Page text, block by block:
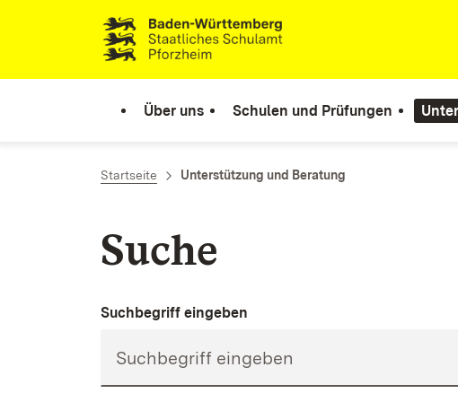
Zum Inhalt springen
Link zur Startseite
Über uns Schulen und Prüfungen
Startseite Unterstützung und Beratung
Suche
Suchbegriff eingeben